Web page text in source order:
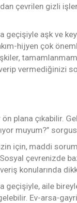
çevrilen gizli
geçişiyle aşk ve
hijyen çok
vermediğinizi
plana çıkabilir.
muyum?”
için, maddi
çevrenizde
konularında
geçişiyle, aile
Ev-arsa-